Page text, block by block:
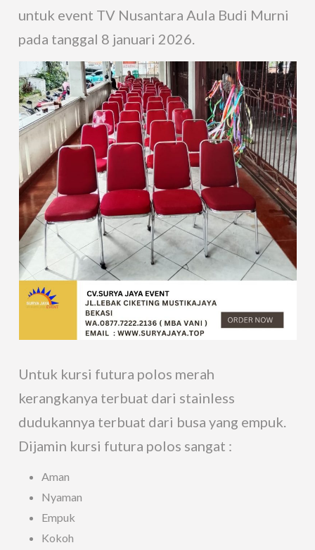
untuk event TV Nusantara Aula Budi Murni
pada tanggal 8 januari 2026.
Untuk kursi futura polos merah
kerangkanya terbuat dari stainless
dudukannya terbuat dari busa yang empuk.
Dijamin kursi futura polos sangat :
Aman
Nyaman
Empuk
Kokoh